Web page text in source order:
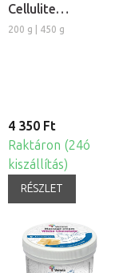
Cellulite
masszázsviasz
200 g | 450 g
4 350 Ft
Raktáron (24ó
kiszállítás)
RÉSZLET